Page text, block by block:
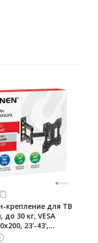
крепление для ТВ
30 кг, VESA
23'-43',
455947